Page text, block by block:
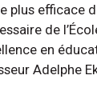
plus efficace
de
en
Adelphe